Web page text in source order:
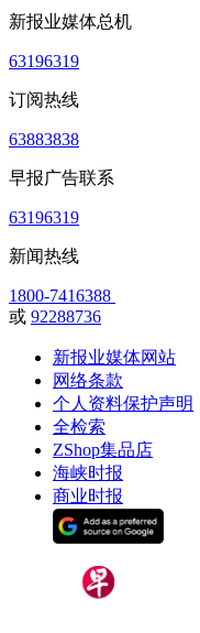
新报业媒体总机
63196319
订阅热线
63883838
早报广告联系
63196319
新闻热线
1800-7416388
或 92288736
新报业媒体网站
网络条款
个人资料保护声明
全检索
ZShop集品店
海峡时报
商业时报